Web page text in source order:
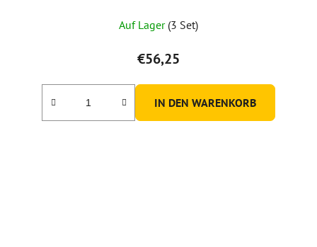
Auf Lager (3 Set)
€56,25
IN DEN WARENKORB